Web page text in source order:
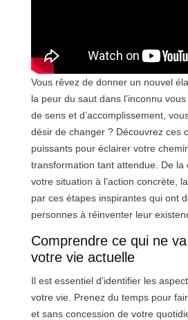
Vous rêvez de donner un nouvel
la peur du saut dans l’inconnu
de sens et d’accomplissement,
désir de changer ? Découvrez ces
puissants pour éclairer votre
transformation tant attendue. De la
votre situation à l’action concrète,
par ces étapes inspirantes qui ont
personnes à réinventer leur
Comprendre ce qui ne
votre vie actuelle
Il est essentiel d’identifier les
votre vie. Prenez du temps pour
et sans concession de votre